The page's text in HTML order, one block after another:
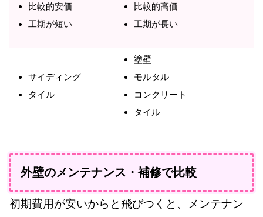
比較的安価
工期が短い
比較的高価
工期が長い
サイディング
タイル
塗壁
モルタル
コンクリート
タイル
外壁のメンテナンス・補修で比較
初期費用が安いからと飛びつくと、メンテナン